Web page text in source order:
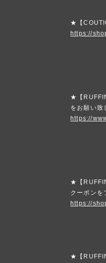
★【
https://
★【
をお願い致
https://
★【
クーポンを
https://
★【